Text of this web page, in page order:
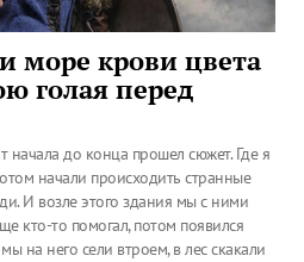
море крови цвета
голая перед
начала до конца прошел сюжет. Где я
начали происходить странные
И возле этого здания мы с ними
кто-то помогал, потом появился
на него сели втроем, в лес скакали